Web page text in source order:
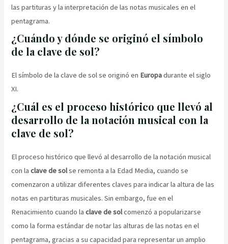
las partituras y la interpretación de las notas musicales en el
pentagrama.
¿Cuándo y dónde se originó el símbolo
de la clave de sol?
El símbolo de la clave de sol se originó en Europadurante el siglo
XI.
¿Cuál es el proceso histórico que llevó al
desarrollo de la notación musical con la
clave de sol?
El proceso histórico que llevó al desarrollo de la notación musical
con laclave de solse remonta a la Edad Media, cuando se
comenzaron a utilizar diferentes claves para indicar la altura de las
notas en partituras musicales. Sin embargo, fue en el
Renacimiento cuando laclave de solcomenzó a popularizarse
como la forma estándar de notar las alturas de las notas en el
pentagrama, gracias a su capacidad para representar un amplio